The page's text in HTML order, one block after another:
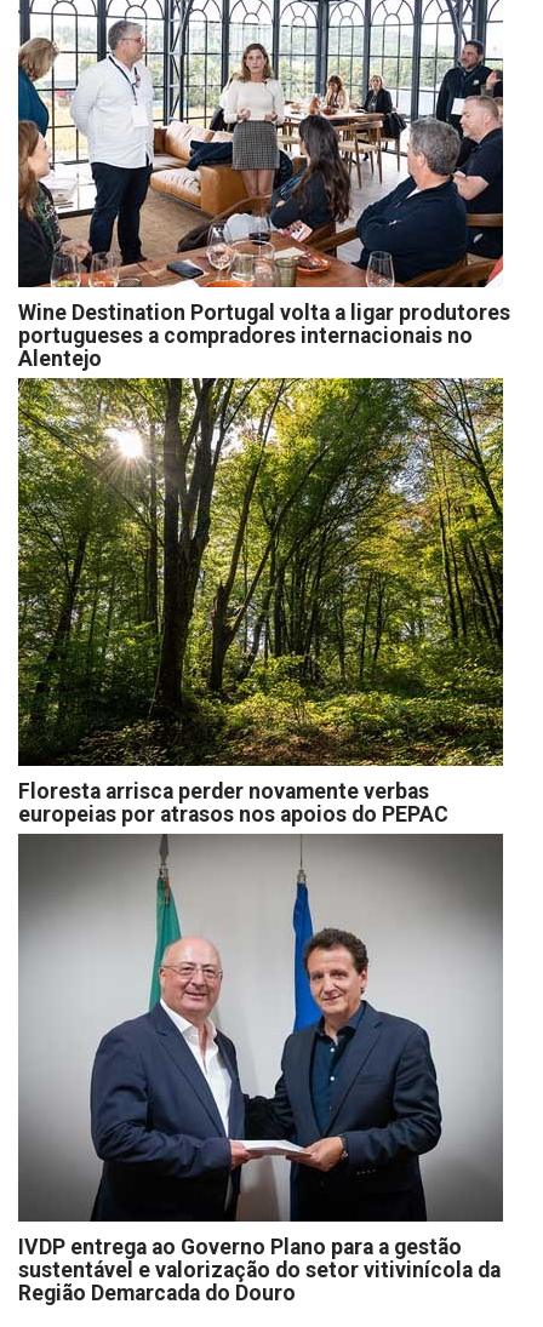
Wine Destination Portugal volta a ligar produtores
portugueses a compradores internacionais no
Alentejo
Floresta arrisca perder novamente verbas
europeias por atrasos nos apoios do PEPAC
IVDP entrega ao Governo Plano para a gestão
sustentável e valorização do setor vitivinícola da
Região Demarcada do Douro